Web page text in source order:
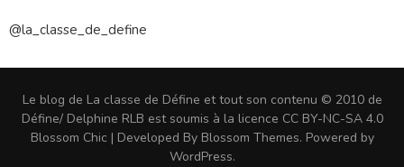
@la_classe_de_define
Le blog de La classe de Défine et tout son contenu © 2010 de
Défine/ Delphine RLB est soumis à la licence CC BY-NC-SA 4.0
Blossom Chic | Developed By Blossom Themes. Powered by
WordPress.